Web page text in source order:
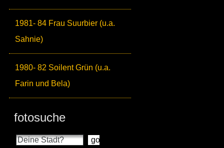
1981- 84 Frau Suurbier (u.a.
Sahnie)
1980- 82 Soilent Grün (u.a.
Farin und Bela)
fotosuche